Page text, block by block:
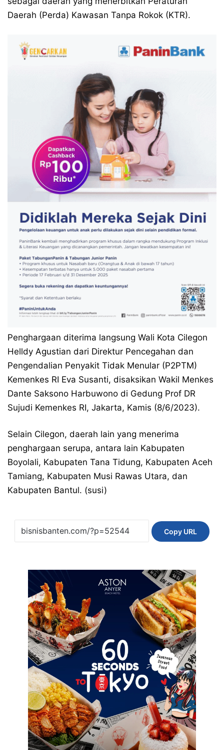
Daerah (Perda) Kawasan Tanpa Rokok (KTR).
Penghargaan diterima langsung Wali Kota Cilegon
Helldy Agustian dari Direktur Pencegahan dan
Pengendalian Penyakit Tidak Menular (P2PTM)
Kemenkes RI Eva Susanti, disaksikan Wakil Menkes
Dante Saksono Harbuwono di Gedung Prof DR
Sujudi Kemenkes RI, Jakarta, Kamis (8/6/2023).
Selain Cilegon, daerah lain yang menerima
penghargaan serupa, antara lain Kabupaten
Boyolali, Kabupaten Tana Tidung, Kabupaten Aceh
Tamiang, Kabupaten Musi Rawas Utara, dan
Kabupaten Bantul. (susi)
Copy URL